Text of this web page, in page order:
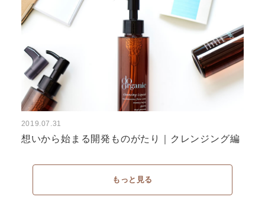
2019.07.31
想いから始まる開発ものがたり｜クレンジング編
もっと見る